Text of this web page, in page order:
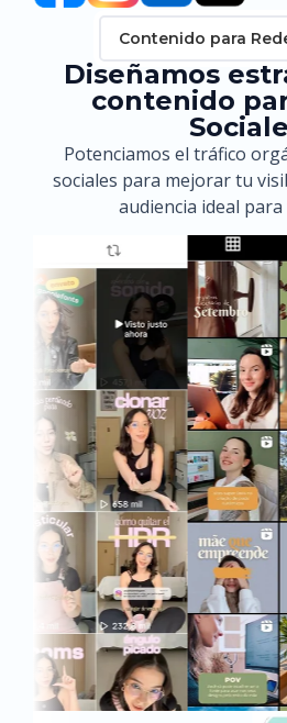
Contenido para
Diseñamos
contenido
Potenciamos el tráfico
sociales para mejorar tu
audiencia ideal